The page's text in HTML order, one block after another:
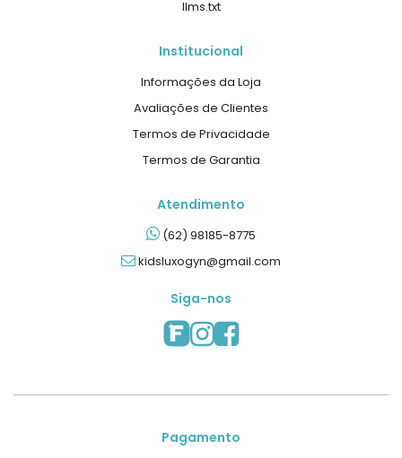
llms.txt
Institucional
Informações da Loja
Avaliações de Clientes
Termos de Privacidade
Termos de Garantia
Atendimento
(62) 98185-8775
kidsluxogyn@gmail.com
Siga-nos
Pagamento